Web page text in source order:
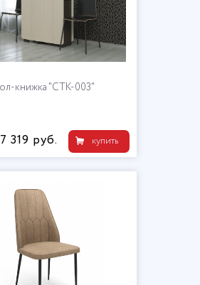
книжка "СТК-003"
купить
7 319 руб.